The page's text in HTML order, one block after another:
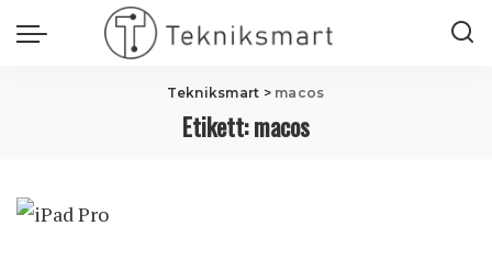
Tekniksmart > macos
Etikett:macos